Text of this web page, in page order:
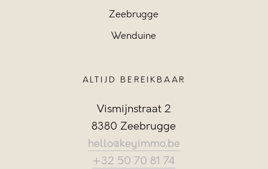
Zeebrugge
Wenduine
ALTIJD BEREIKBAAR
Vismijnstraat 2
8380 Zeebrugge
hello@keyimmo.be
+32 50 70 81 74